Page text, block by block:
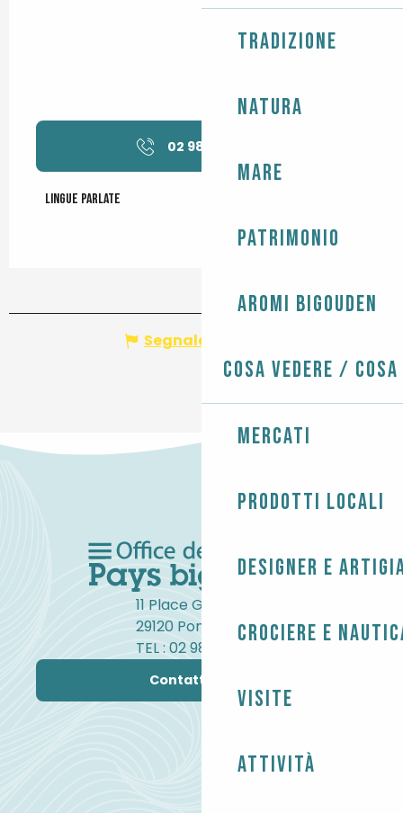
Tradizione
Natura
Mare
Patrimonio
Aromi Bigouden
Cosa vedere /
Mercati
Prodotti locali
Designer e
Crociere e
Visite
Attività
02 98 87 40
Lingue parlate
Lingue parlate
Segnala un errore
11 Place Gambetta
29120 Pont-l'Abbé
TEL : 02 98 82 37 99
Contattateci